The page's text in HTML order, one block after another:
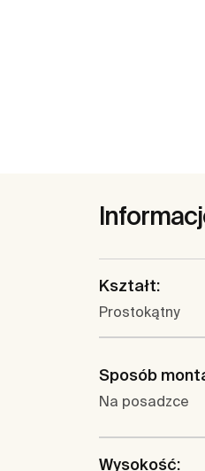
Kształt:
Prostokątny
Sposób
Na posadzce
Wysokość: